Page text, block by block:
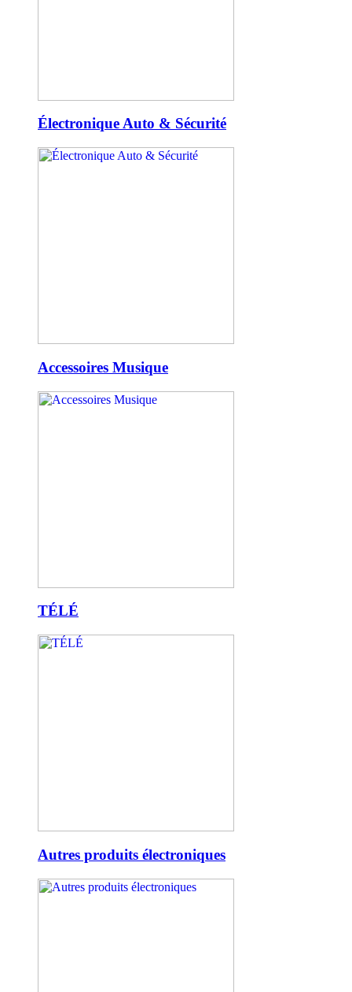
Électronique Auto & Sécurité
Accessoires Musique
TÉLÉ
Autres produits électroniques